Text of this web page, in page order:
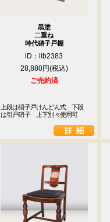
黒塗
二重ね
時代硝子戸棚
iD：ilb2383
28,880円
ご売約済
上段は硝子戸けんどん式　下段
は引戸硝子　上下別々使用可